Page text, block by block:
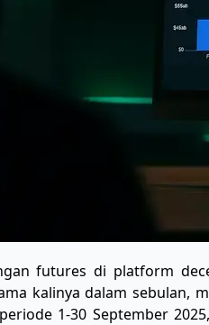
futures di platform
kalinya dalam sebulan,
1-30 September